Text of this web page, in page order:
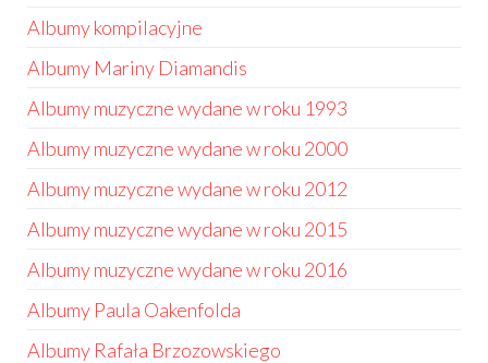
Albumy kompilacyjne
Albumy Mariny Diamandis
Albumy muzyczne wydane w roku 1993
Albumy muzyczne wydane w roku 2000
Albumy muzyczne wydane w roku 2012
Albumy muzyczne wydane w roku 2015
Albumy muzyczne wydane w roku 2016
Albumy Paula Oakenfolda
Albumy Rafała Brzozowskiego